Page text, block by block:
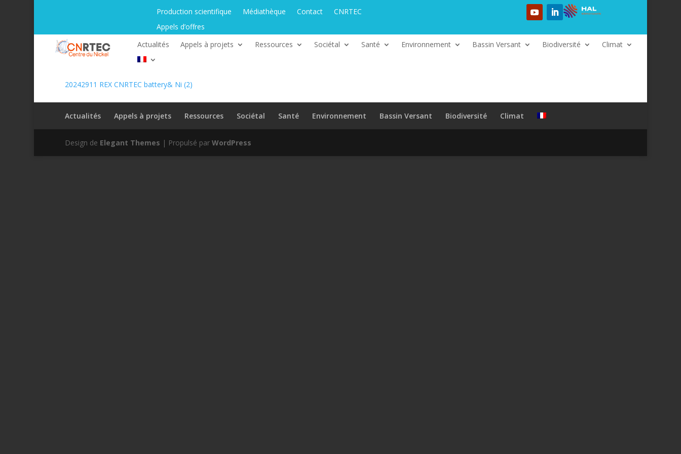
Production scientifique Médiathèque Contact
CNRTEC
Appels d’offres
Actualités
Appels à projets Ressources Sociétal Santé Environnement Bassin Versant Biodiversité Climat
20242911 REX CNRTEC battery& Ni (2)
Actualités Appels à projets Ressources Sociétal Santé Environnement Bassin Versant Biodiversité Climat
Design de Elegant Themes | Propulsé par WordPress